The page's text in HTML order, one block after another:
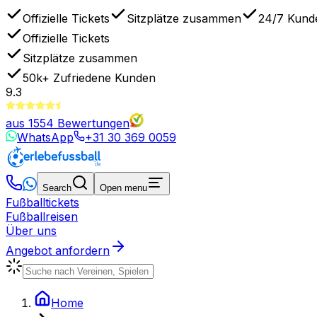
Offizielle Tickets Sitzplätze zusammen
24/7
Offizielle Tickets
Sitzplätze zusammen
50k+ Zufriedene Kunden
9.3
aus 1554 Bewertungen
WhatsApp
+31 30 369 0059
Search Open menu
Fußballtickets
Fußballreisen
Über uns
Angebot anfordern
Home